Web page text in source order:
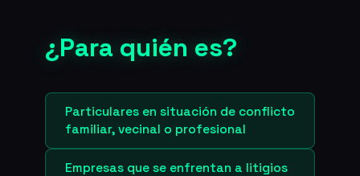
¿Para quién es?
Particulares en situación de conflicto
familiar, vecinal o profesional
Empresas que se enfrentan a litigios